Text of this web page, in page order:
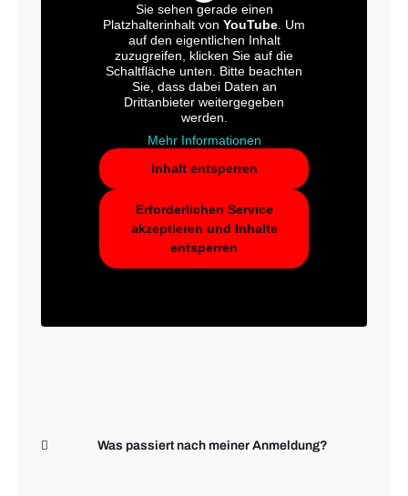
Sie sehen gerade einen
Platzhalterinhalt von YouTube . Um
auf den eigentlichen Inhalt
zuzugreifen, klicken Sie auf die
Schaltfläche unten. Bitte beachten
Sie, dass dabei Daten an
Drittanbieter weitergegeben
werden.
Mehr Informationen
Inhalt entsperren
Erforderlichen Service
akzeptieren und Inhalte
entsperren
Was passiert nach meiner Anmeldung?